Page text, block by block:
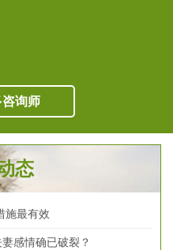
询师
态
施最有效
感情确已破裂？